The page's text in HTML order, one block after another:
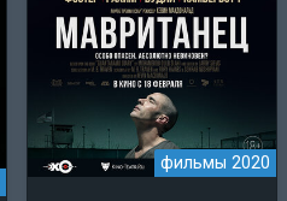
фильмы 2020